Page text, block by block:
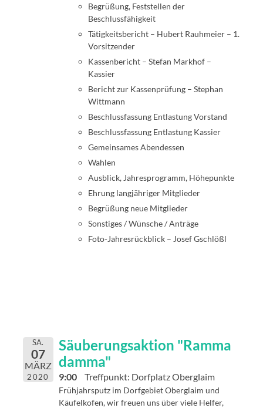
Begrüßung, Feststellen der
Beschlussfähigkeit
Tätigkeitsbericht – Hubert Rauhmeier – 1.
Vorsitzender
Kassenbericht – Stefan Markhof –
Kassier
Bericht zur Kassenprüfung – Stephan
Wittmann
Beschlussfassung Entlastung Vorstand
Beschlussfassung Entlastung Kassier
Gemeinsames Abendessen
Wahlen
Ausblick, Jahresprogramm, Höhepunkte
Ehrung langjähriger Mitglieder
Begrüßung neue Mitglieder
Sonstiges / Wünsche / Anträge
Foto-Jahresrückblick – Josef Gschlößl
SA.
07
MÄRZ
2020
Säuberungsaktion "Ramma
damma"
9:00 Treffpunkt: Dorfplatz Oberglaim
Frühjahrsputz im Dorfgebiet Oberglaim und
Käufelkofen, wir freuen uns über viele Helfer,